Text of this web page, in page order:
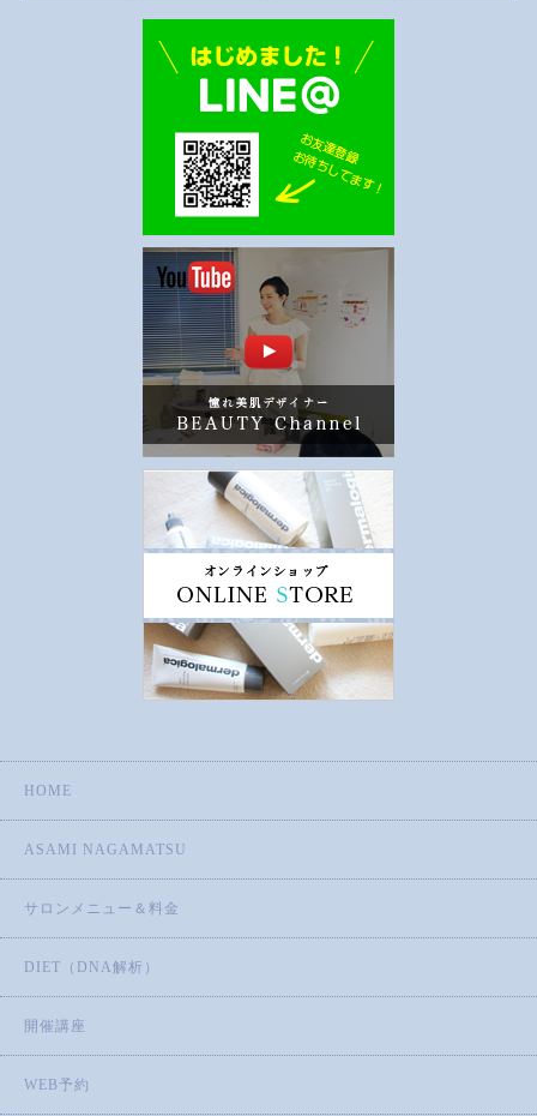
HOME
ASAMI NAGAMATSU
サロンメニュー＆料金
DIET（DNA解析）
開催講座
WEB予約